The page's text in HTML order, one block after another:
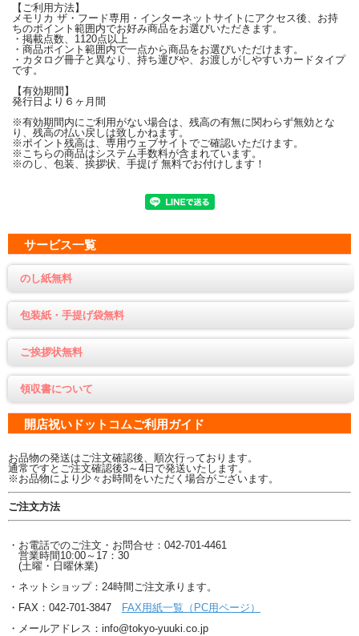
【ご利用方法】
メモリカ ザ・フード専用・インターネットサイトにアクセス後、お持
ちのポイント範囲内でお好み商品をお選びいただきます。
・掲載点数、1120点以上
・商品ポイント範囲内で一点から商品をお選びいただけます。
・カタログ冊子と異なり、持ち運びや、お渡しがしやすいカードタイプ
です。
【有効期間】
発行日より６ヶ月間
※有効期間内にご利用がない場合は、残高の有無に関わらず無効とな
り、残高の払い戻しは致しかねます。
※ポイント残高は、専用ウェブサイトでご確認いただけます。
※こちらの商品はシステム手数料が含まれています。
※のし、包装、挨拶状、手提げ 無料でお付けします！
サービス一覧
のし紙無料
包装紙・手提げ袋無料
ご挨拶状無料
領収書について
開店祝いドットコムご利用ガイド
お品物の発送はご注文確認後、順次行っております。
通常ですとご注文確認後3～4日で発送いたします。
※お品物により少々お時間をいただく場合がございます。
ご注文方法
・お電話でのご注文・お問合せ：042-701-4461
営業時間10:00～17：30
(土曜・日曜休業)
・ネットショップ：24時間ご注文承ります。
・FAX：042-701-3847
FAX用紙一覧（PC用ページ）
・メールアドレス：info@tokyo-yuuki.co.jp